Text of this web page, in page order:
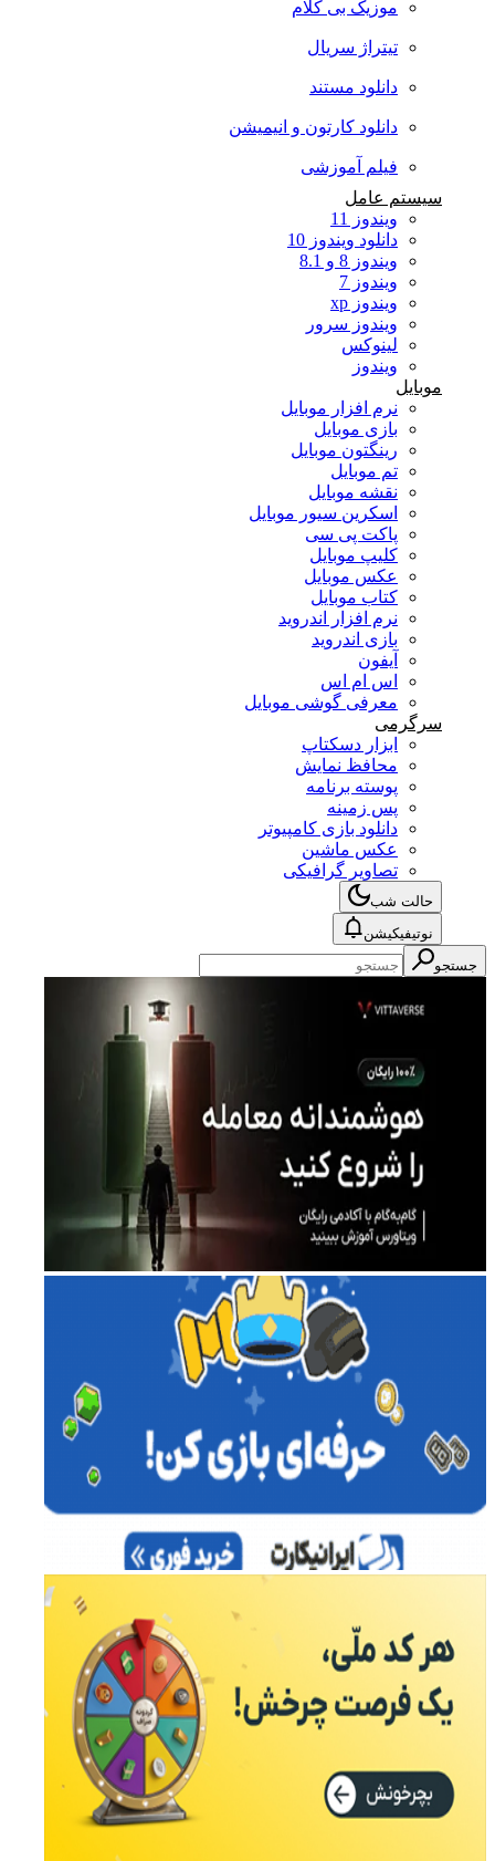
موزیک بی کلام
تیتراژ سریال
دانلود مستند
دانلود کارتون و انیمیشن
فیلم آموزشی
سیستم عامل
ویندوز 11
دانلود ویندوز 10
ویندوز 8 و 8.1
ویندوز 7
ویندوز xp
ویندوز سرور
لینوکس
ویندوز
موبایل
نرم افزار موبایل
بازی موبایل
رینگتون موبایل
تم موبایل
نقشه موبایل
اسکرین سیور موبایل
پاکت پی سی
کلیپ موبایل
عکس موبایل
کتاب موبایل
نرم افزار اندروید
بازی اندروید
آیفون
اس ام اس
معرفی گوشی موبایل
سرگرمی
ابزار دسکتاپ
محافظ نمایش
پوسته برنامه
پس زمینه
دانلود بازی کامپیوتر
عکس ماشین
تصاویر گرافیکی
حالت شب
نوتیفیکیشن
جستجو